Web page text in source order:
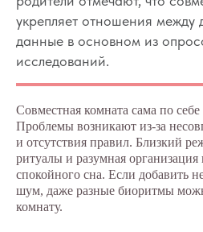
укрепляет отношения между
данные в основном из
исследований.
Совместная комната сама по
Проблемы возникают из-за
и отсутствия правил. Близкий
ритуалы и разумная
спокойного сна. Если добавить
шум, даже разные биоритмы
комнату.